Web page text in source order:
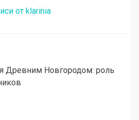
от klarinia
Древним Новгородом: роль